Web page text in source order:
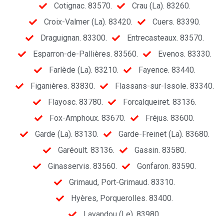
Cotignac. 83570.
Crau (La). 83260.
Croix-Valmer (La). 83420.
Cuers. 83390.
Draguignan. 83300.
Entrecasteaux. 83570.
Esparron-de-Pallières. 83560.
Evenos. 83330.
Farlède (La). 83210.
Fayence. 83440.
Figanières. 83830.
Flassans-sur-Issole. 83340.
Flayosc. 83780.
Forcalqueiret. 83136.
Fox-Amphoux. 83670.
Fréjus. 83600.
Garde (La). 83130.
Garde-Freinet (La). 83680.
Garéoult. 83136.
Gassin. 83580.
Ginasservis. 83560.
Gonfaron. 83590.
Grimaud, Port-Grimaud. 83310.
Hyères, Porquerolles. 83400.